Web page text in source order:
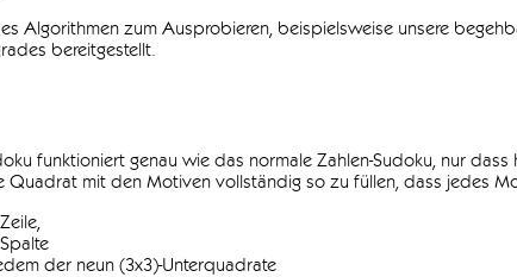
Algorithmen zum Ausprobieren, beispielsweise unsere
bereitgestellt.
funktioniert genau wie das normale Zahlen-Sudoku, nur
Quadrat mit den Motiven vollständig so zu füllen, dass jedes
der neun (3x3)-Unterquadrate